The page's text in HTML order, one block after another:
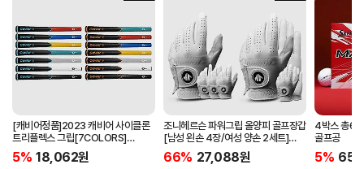
[캐비어정품]2023 캐비어 사이클론
트리플렉스 그립[7COLORS]
[라운드][39g/42g/46g/50g]
[R/S 토크]
5% 18,062원
조니헤르슨 파워그립 올양피 골프장갑
[남성 왼손 4장/여성 양손 2세트]
[화이트][케이스포함]
66% 27,088원
4박스 총60
골프공
5%